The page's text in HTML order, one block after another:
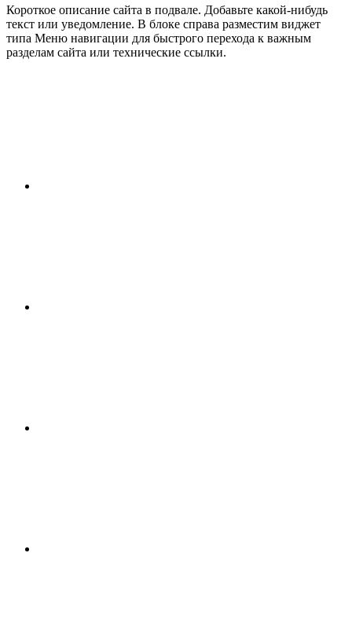
Короткое описание сайта в подвале. Добавьте какой-нибудь
текст или уведомление. В блоке справа разместим виджет
типа Меню навигации для быстрого перехода к важным
разделам сайта или технические ссылки.